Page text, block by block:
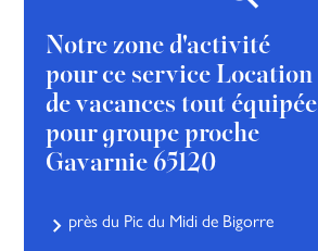
Notre zone d'activité
pour ce service Location
de vacances tout équipée
pour groupe proche
Gavarnie 65120
près du Pic du Midi de Bigorre